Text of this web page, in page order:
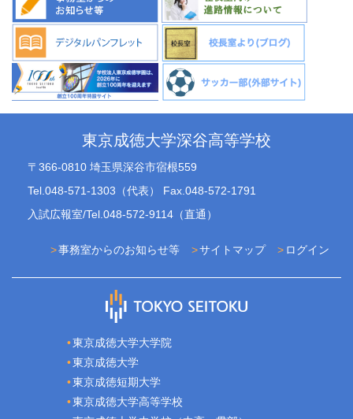
東京成徳大学深谷高等学校
〒366-0810 埼玉県深谷市宿根559
Tel.048-571-1303（代表） Fax.048-572-1791
入試広報室/Tel.048-572-9114（直通）
ログイン
サイトマップ
事務室からのお知らせ等
東京成徳大学大学院
東京成徳大学
東京成徳短期大学
東京成徳大学高等学校